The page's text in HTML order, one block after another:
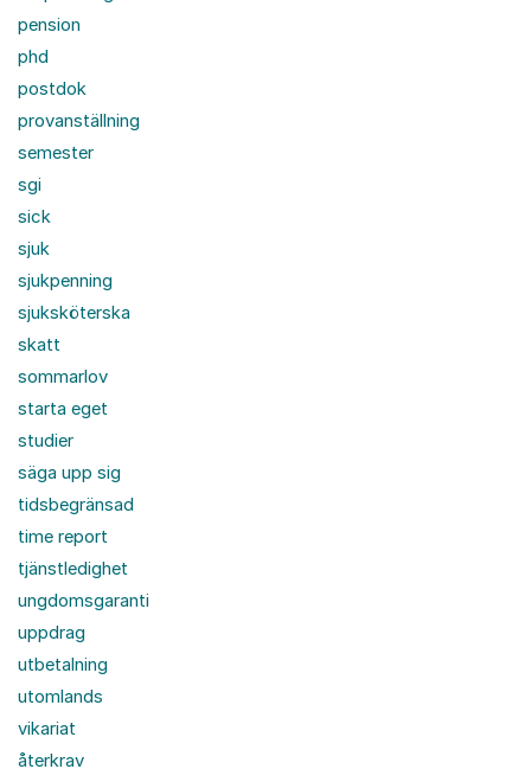
pension
phd
postdok
provanställning
semester
sgi
sick
sjuk
sjukpenning
sjuksköterska
skatt
sommarlov
starta eget
studier
säga upp sig
tidsbegränsad
time report
tjänstledighet
ungdomsgaranti
uppdrag
utbetalning
utomlands
vikariat
återkrav